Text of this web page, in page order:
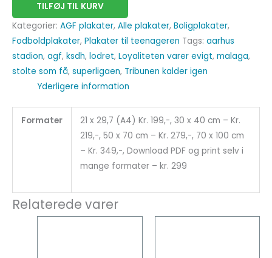
TILFØJ TIL KURV
Kategorier: AGF plakater, Alle plakater, Boligplakater,
Fodboldplakater, Plakater til teenageren Tags: aarhus
stadion, agf, ksdh, lodret, Loyaliteten varer evigt, malaga,
stolte som få, superligaen, Tribunen kalder igen
Yderligere information
Formater
21 x 29,7 (A4) Kr. 199,-, 30 x 40 cm – Kr.
219,-, 50 x 70 cm – Kr. 279,-, 70 x 100 cm
– Kr. 349,-, Download PDF og print selv i
mange formater – kr. 299
Relaterede varer